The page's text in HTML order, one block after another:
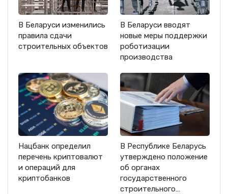
В Беларуси изменились
правила сдачи
строительных объектов
В Беларуси вводят
новые меры поддержки
роботизации
производства
Нацбанк определил
перечень криптовалют
и операций для
криптобанков
В Республике Беларусь
утверждено положение
об органах
государственного
строительного…